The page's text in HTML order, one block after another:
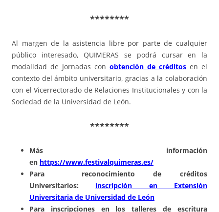
********
Al margen de la asistencia libre por parte de cualquier
público interesado, QUIMERAS se podrá cursar en la
modalidad de Jornadas con obtención de créditos en el
contexto del ámbito universitario, gracias a la colaboración
con el Vicerrectorado de Relaciones Institucionales y con la
Sociedad de la Universidad de León.
********
Más información
en https://www.festivalquimeras.es/
Para reconocimiento de créditos
Universitarios: inscripción en Extensión
Universitaria de Universidad de León
Para inscripciones en los talleres de escritura